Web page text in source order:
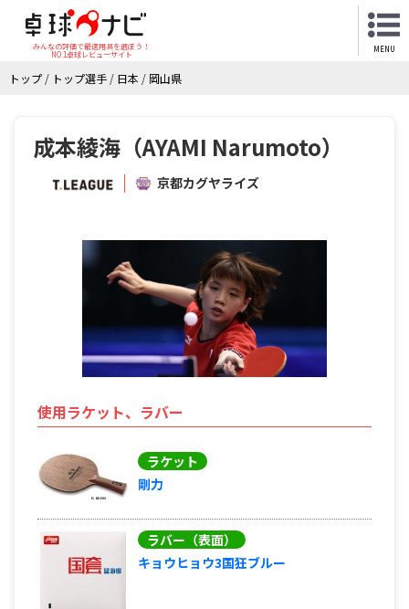
みんなの評価で最適用具を選ぼう！
NO.1卓球レビューサイト
MENU
トップ / トップ選手 / 日本 / 岡山県
成本綾海（AYAMI Narumoto）
京都カグヤライズ
使用ラケット、ラバー
ラケット
剛力
ラバー（表面）
キョウヒョウ3国狂ブルー